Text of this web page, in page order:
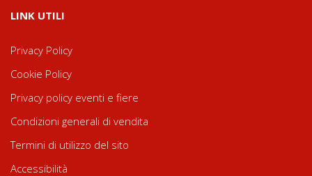
LINK UTILI
Privacy Policy
Cookie Policy
Privacy policy eventi e fiere
Condizioni generali di vendita
Termini di utilizzo del sito
Accessibilità